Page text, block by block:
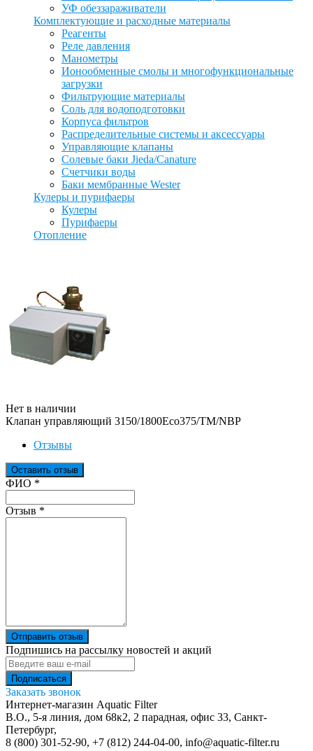
УФ обеззараживатели
Комплектующие и расходные материалы
Реагенты
Реле давления
Манометры
Ионообменные смолы и многофункциональные
загрузки
Фильтрующие материалы
Соль для водоподготовки
Корпуса фильтров
Распределительные системы и аксессуары
Управляющие клапаны
Солевые баки Jieda/Canature
Счетчики воды
Баки мембранные Wester
Кулеры и пурифаеры
Кулеры
Пурифаеры
Отопление
Нет в наличии
Клапан управляющий 3150/1800Eco375/TM/NBP
Отзывы
Оставить отзыв
Ваш отзыв был отправлен!
ФИО *
Отзыв *
Отправить отзыв
Подпишись на рассылку новостей и акций
Заказать звонок
Интернет-магазин Aquatic Filter
В.О., 5-я линия, дом 68к2, 2 парадная, офис 33, Санкт-
Петербург,
8 (800) 301-52-90, +7 (812) 244-04-00, info@aquatic-filter.ru